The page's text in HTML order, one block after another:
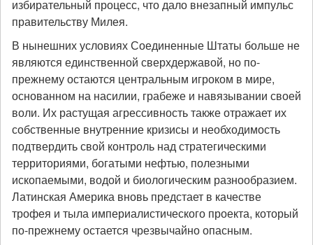
избирательный процесс, что дало внезапный импульс
правительству Милея.
В нынешних условиях Соединенные Штаты больше не
являются единственной сверхдержавой, но по-
прежнему остаются центральным игроком в мире,
основанном на насилии, грабеже и навязывании своей
воли. Их растущая агрессивность также отражает их
собственные внутренние кризисы и необходимость
подтвердить свой контроль над стратегическими
территориями, богатыми нефтью, полезными
ископаемыми, водой и биологическим разнообразием.
Латинская Америка вновь предстает в качестве
трофея и тыла империалистического проекта, который
по-прежнему остается чрезвычайно опасным.